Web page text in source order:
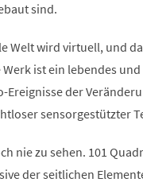
sind.
Welt wird virtuell, und
ist ein lebendes
der
sensorgestützter
nie zu sehen. 101
der seitlichen